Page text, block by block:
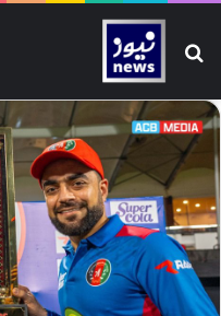
تلاش کیجیے